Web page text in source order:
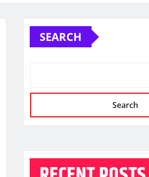
SEARCH
Search